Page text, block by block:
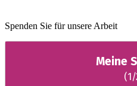
Spenden Sie für unsere Arbeit